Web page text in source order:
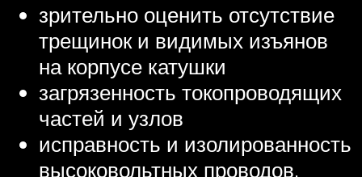
зрительно оценить отсутствие
трещинок и видимых изъянов
на корпусе катушки
загрязенность токопроводящих
частей и узлов
исправность и изолированность
высоковольтных проводов,